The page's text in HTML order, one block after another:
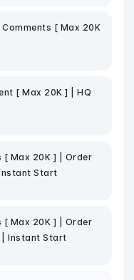
[ Max 20K
[ Max 20K ] | HQ
[ Max 20K ] | Order
Start
[ Max 20K ] | Order
| Instant Start